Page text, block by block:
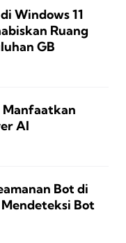
Windows 11
Ruang
GB
Manfaatkan
AI
Bot di
Bot